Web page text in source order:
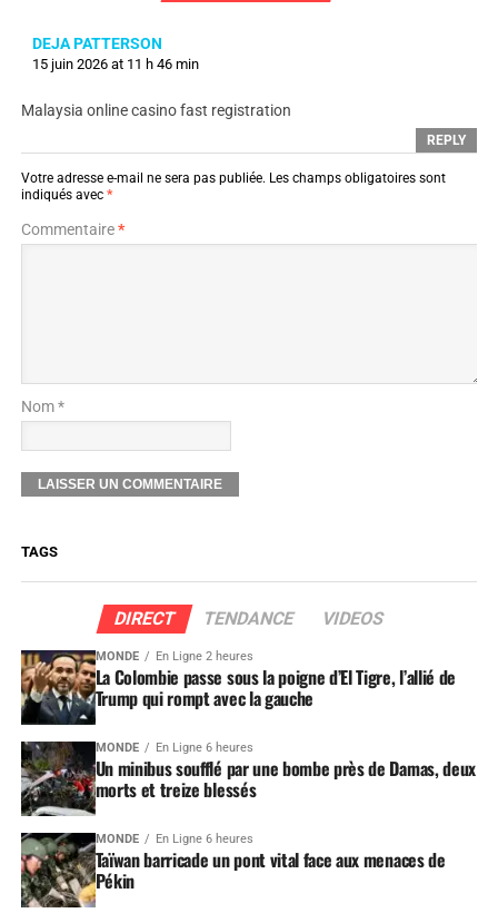
DEJA PATTERSON
15 juin 2026 at 11 h 46 min
Malaysia online casino fast registration
REPLY
Votre adresse e-mail ne sera pas publiée. Les champs obligatoires sont
indiqués avec *
Commentaire*
Nom *
TAGS
DIRECT TENDANCE VIDEOS
MONDE En Ligne 2 heures
La Colombie passe sous la poigne d’El Tigre, l’allié de
Trump qui rompt avec la gauche
MONDE En Ligne 6 heures
Un minibus soufflé par une bombe près de Damas, deux
morts et treize blessés
MONDE En Ligne 6 heures
Taïwan barricade un pont vital face aux menaces de
Pékin